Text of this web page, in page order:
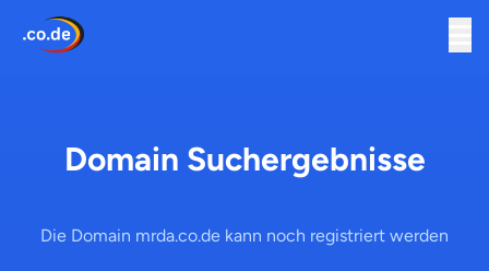
Domain Suchergebnisse
Die Domain mrda.co.de kann noch registriert werden